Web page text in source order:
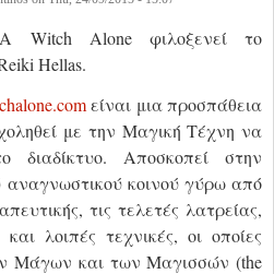
Witch Alone φιλοξενεί το
Hellas.
είναι μια προσπάθεια
με την Μαγική Τέχνη να
Αποσκοπεί στην
αναγνωστικού κοινού γύρω από
τις τελετές λατρείας,
λοιπές τεχνικές, οι οποίες
Μάγων και των Μαγισσών (the